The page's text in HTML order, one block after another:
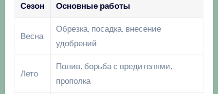
Сезон Основные работы
Весна
Обрезка, посадка, внесение
удобрений
Лето
Полив, борьба с вредителями,
прополка